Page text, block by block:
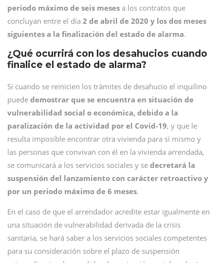
periodo máximo de seis meses a los contratos que
concluyan entre el día 2 de abril de 2020 y los dos meses
siguientes a la finalización del estado de alarma.
¿Qué ocurrirá con los desahucios cuando
finalice el estado de alarma?
Si cuando se reinicien los trámites de desahucio el inquilino
puede demostrar que se encuentra en situación de
vulnerabilidad social o económica, debido a la
paralización de la actividad por el Covid-19, y que le
resulta imposible encontrar otra vivienda para sí mismo y
las personas que convivan con él en la vivienda arrendada,
se comunicará a los servicios sociales y se decretará la
suspensión del lanzamiento con carácter retroactivo y
por un periodo máximo de 6 meses.
En el caso de que el arrendador acredite estar igualmente en
una situación de vulnerabilidad derivada de la crisis
sanitaria, se hará saber a los servicios sociales competentes
para su consideración sobre el plazo de suspensión